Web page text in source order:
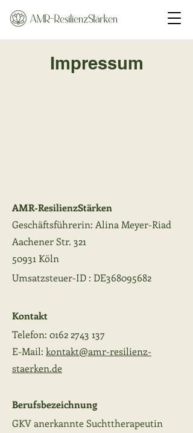
Impressum
AMR-ResilienzStärken
Geschäftsführerin: Alina Meyer-Riad
Aachener Str. 321
50931 Köln
Umsatzsteuer-ID : DE368095682
Kontakt
Telefon: 0162 2743 137
E-Mail: kontakt@amr-resilienz-
staerken.de
Berufsbezeichnung
GKV anerkannte Suchttherapeutin